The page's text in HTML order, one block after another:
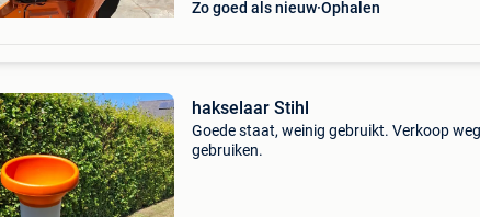
Zo goed als nieuw Ophalen
hakselaar Stihl
Goede staat, weinig gebruikt. Verkoop
gebruiken.